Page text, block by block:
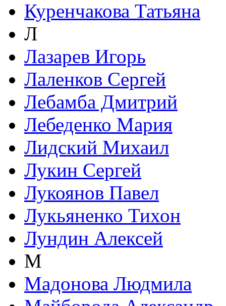
Куренчакова Татьяна
Л
Лазарев Игорь
Лаленков Сергей
Лебамба Дмитрий
Лебеденко Мария
Лидский Михаил
Лукин Сергей
Лукоянов Павел
Лукьяненко Тихон
Лундин Алексей
М
Мадонова Людмила